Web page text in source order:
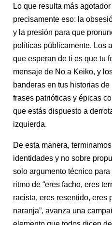
Lo que resulta más
precisamente eso: la
y la presión para que
políticas públicamente. Los
que esperan de ti es que tu
mensaje de No a Keiko, y
banderas en tus historias
frases patrióticas y épicas
que estás dispuesto a
izquierda.
De esta manera,
identidades y no sobre
solo argumento técnico para
ritmo de “eres facho, eres
racista, eres resentido, eres
naranja”, avanza una